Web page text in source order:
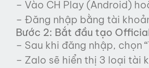
– Vào CH Play (Android)
– Đăng nhập bằng tài
Bước 2: Bắt đầu tạo
– Sau khi đăng nhập, chọn
– Zalo sẽ hiển thị 3 loại tài